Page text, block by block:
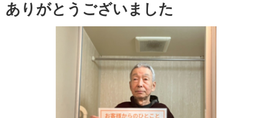
ありがとうございました